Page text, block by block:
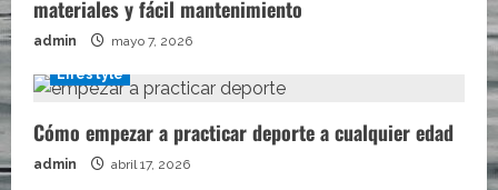
materiales y fácil mantenimiento
admin mayo 7, 2026
Lifestyle
Cómo empezar a practicar deporte a cualquier edad
admin abril 17, 2026